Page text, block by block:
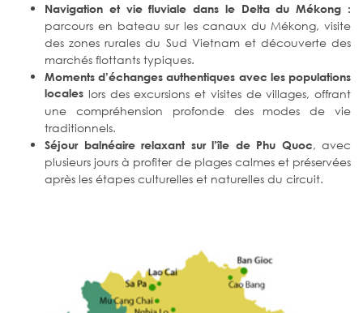
Navigation et vie fluviale dans le Delta du Mékong :
parcours en bateau sur les canaux du Mékong, visite
des zones rurales du Sud Vietnam et découverte des
marchés flottants typiques.
Moments d’échanges authentiques avec les populations
locales lors des excursions et visites de villages, offrant
une compréhension profonde des modes de vie
traditionnels.
Séjour balnéaire relaxant sur l’île de Phu Quoc, avec
plusieurs jours à profiter de plages calmes et préservées
après les étapes culturelles et naturelles du circuit.